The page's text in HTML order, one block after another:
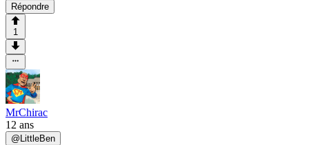
Répondre
1
MrChirac
12 ans
@ LittleBen